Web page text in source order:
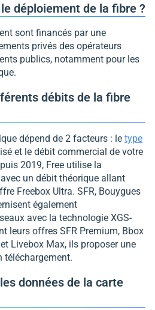
déploiement de la fibre ?
sont financés par une
privés des opérateurs
publics, notamment pour les
débits de la fibre
dépend de 2 facteurs : le type
et le débit commercial de votre
2019, Free utilise la
un débit théorique allant
Freebox Ultra. SFR, Bouygues
également
avec la technologie XGS-
leurs offres SFR Premium, Bbox
Livebox Max, ils proposer une
téléchargement.
données de la carte